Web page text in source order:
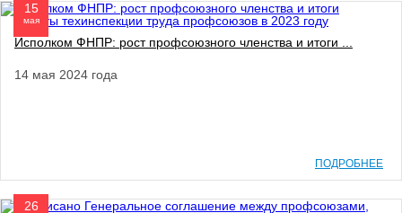
15
мая
Исполком ФНПР: рост профсоюзного членства и итоги ...
14 мая 2024 года
ПОДРОБНЕЕ
26